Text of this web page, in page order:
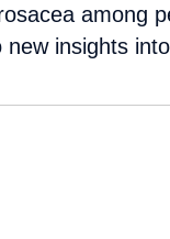
among
insights